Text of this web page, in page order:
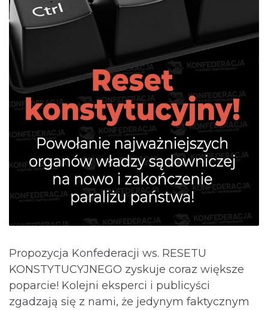
Propozycja Konfederacji ws. RESETU
KONSTYTUCYJNEGO zyskuje coraz większe
poparcie! Kolejni eksperci i publicyści
zgadzają się z nami, że jedynym faktycznym